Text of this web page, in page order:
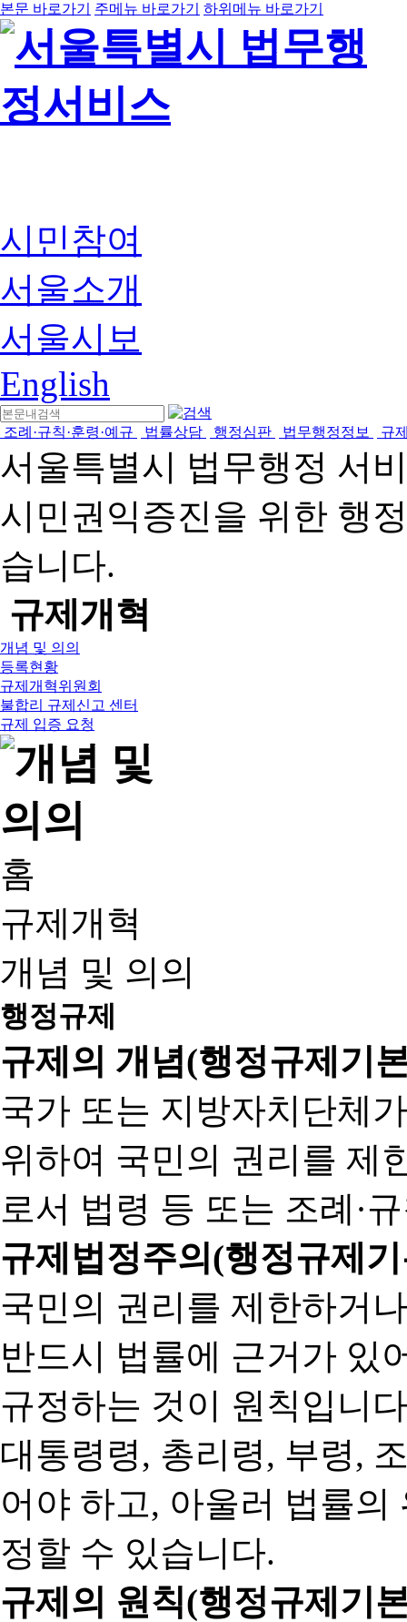
본문 바로가기 주메뉴 바로가기 하위메뉴 바로가기
시민참여
서울소개
서울시보
English
조례·규칙·훈령·예규 법률상담 행정심판 법무행정정보 규
서울특별시 법무행정 서
시민권익증진을 위한 행
습니다.
규제개혁
개념 및 의의
등록현황
규제개혁위원회
불합리 규제신고 센터
규제 입증 요청
홈
규제개혁
개념 및 의의
행정규제
규제의 개념(행정규제기
국가 또는 지방자치단체
위하여 국민의 권리를 제
로서 법령 등 또는 조례·
규제법정주의(행정규제
국민의 권리를 제한하거
반드시 법률에 근거가 있
규정하는 것이 원칙입니
대통령령, 총리령, 부령,
어야 하고, 아울러 법률
정할 수 있습니다.
규제의 원칙(행정규제기